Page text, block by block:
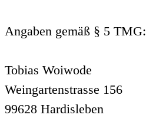
Angaben gemäß § 5 TMG:
Tobias Woiwode
Weingartenstrasse 156
99628 Hardisleben